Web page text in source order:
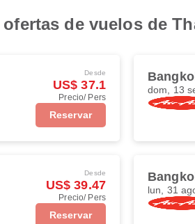
de vuelos de
Desde
US$ 37.1
Precio/ Pers
Reservar
dom, 13
Desde
US$ 39.47
Precio/ Pers
Reservar
lun, 31